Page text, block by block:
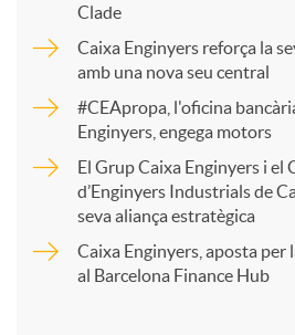
r
Clade
Caixa Enginyers reforça la
amb una nova seu central
#CEApropa, l'oficina
Enginyers, engega motors
El Grup Caixa Enginyers i el
d’Enginyers Industrials de
seva aliança estratègica
Caixa Enginyers, aposta per
al Barcelona Finance Hub